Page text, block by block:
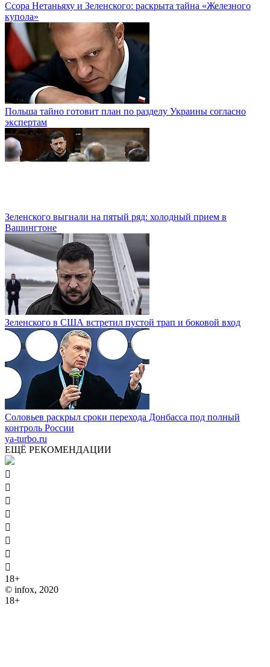
Ссора Нетаньяху и Зеленского: раскрыта тайна «Железного
купола»
Польша тайно готовит план по разделу Украины согласно
экспертам
Зеленского выгнали на пятый ряд: холодный прием в
Вашингтоне
Зеленского в США встретил пустой трап и боковой вход
Соловьев раскрыл сроки перехода Донбасса под полный
контроль России
ya-turbo.ru
ЕЩЁ РЕКОМЕНДАЦИИ








18+
© infox, 2020
18+